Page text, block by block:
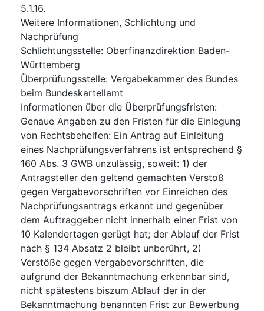
5.1.16.
Weitere Informationen, Schlichtung und
Nachprüfung
Schlichtungsstelle: Oberfinanzdirektion Baden-
Württemberg
Überprüfungsstelle: Vergabekammer des Bundes
beim Bundeskartellamt
Informationen über die Überprüfungsfristen:
Genaue Angaben zu den Fristen für die Einlegung
von Rechtsbehelfen: Ein Antrag auf Einleitung
eines Nachprüfungsverfahrens ist entsprechend §
160 Abs. 3 GWB unzulässig, soweit: 1) der
Antragsteller den geltend gemachten Verstoß
gegen Vergabevorschriften vor Einreichen des
Nachprüfungsantrags erkannt und gegenüber
dem Auftraggeber nicht innerhalb einer Frist von
10 Kalendertagen gerügt hat; der Ablauf der Frist
nach § 134 Absatz 2 bleibt unberührt, 2)
Verstöße gegen Vergabevorschriften, die
aufgrund der Bekanntmachung erkennbar sind,
nicht spätestens biszum Ablauf der in der
Bekanntmachung benannten Frist zur Bewerbung